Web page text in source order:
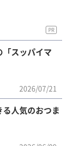
PR
「スッパイマ
2026/07/21
る人気のおつま